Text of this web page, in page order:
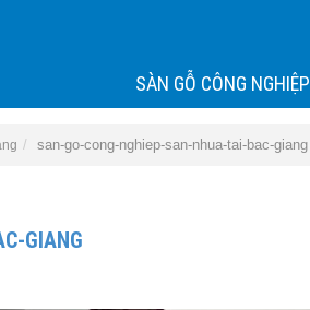
SÀN GỖ CÔNG NGHIỆP
san-go-cong-nghiep-san-nhua-tai-bac-giang
GIANG